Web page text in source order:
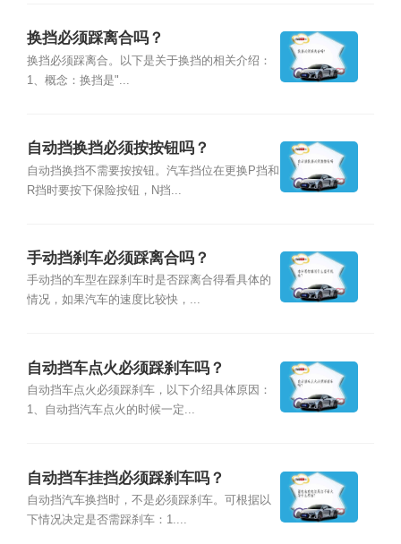
换挡必须踩离合吗？
换挡必须踩离合。以下是关于换挡的相关介绍：
1、概念：换挡是"...
自动挡换挡必须按按钮吗？
自动挡换挡不需要按按钮。汽车挡位在更换P挡和
R挡时要按下保险按钮，N挡...
手动挡刹车必须踩离合吗？
手动挡的车型在踩刹车时是否踩离合得看具体的
情况，如果汽车的速度比较快，...
自动挡车点火必须踩刹车吗？
自动挡车点火必须踩刹车，以下介绍具体原因：
1、自动挡汽车点火的时候一定...
自动挡车挂挡必须踩刹车吗？
自动挡汽车换挡时，不是必须踩刹车。可根据以
下情况决定是否需踩刹车：1....